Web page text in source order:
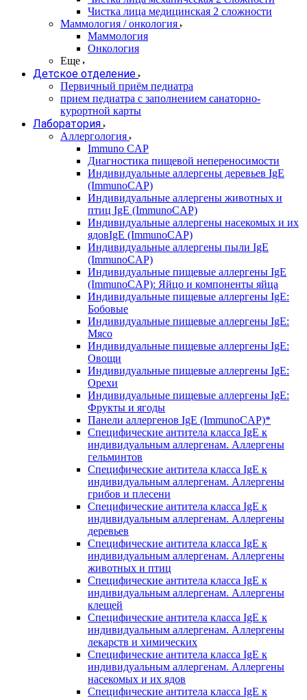
Чистка лица медицинская 2 сложности
Маммология / онкология
Маммология
Онкология
Еще
Детское отделение
Первичный приём педиатра
прием педиатра с заполнением санаторно-
курортной карты
Лаборатория
Аллергология
Immuno CAP
Диагностика пищевой непереносимости
Индивидуальные аллергены деревьев IgE
(ImmunoCAP)
Индивидуальные аллергены животных и
птиц IgE (ImmunoCAP)
Индивидуальные аллергены насекомых и их
ядовIgE (ImmunoCAP)
Индивидуальные аллергены пыли IgE
(ImmunoCAP)
Индивидуальные пищевые аллергены IgE
(ImmunoCAP): Яйцо и компоненты яйца
Индивидуальные пищевые аллергены IgE:
Бобовые
Индивидуальные пищевые аллергены IgE:
Мясо
Индивидуальные пищевые аллергены IgE:
Овощи
Индивидуальные пищевые аллергены IgE:
Орехи
Индивидуальные пищевые аллергены IgE:
Фрукты и ягоды
Панели аллергенов IgE (ImmunoCAP)*
Специфические антитела класса IgE к
индивидуальным аллергенам. Аллергены
гельминтов
Специфические антитела класса IgE к
индивидуальным аллергенам. Аллергены
грибов и плесени
Специфические антитела класса IgE к
индивидуальным аллергенам. Аллергены
деревьев
Специфические антитела класса IgE к
индивидуальным аллергенам. Аллергены
животных и птиц
Специфические антитела класса IgE к
индивидуальным аллергенам. Аллергены
клещей
Специфические антитела класса IgE к
индивидуальным аллергенам. Аллергены
лекарств и химических
Специфические антитела класса IgE к
индивидуальным аллергенам. Аллергены
насекомых и их ядов
Специфические антитела класса IgE к